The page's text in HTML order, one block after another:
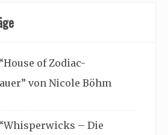
of Zodiac-
von Nicole Böhm
– Die